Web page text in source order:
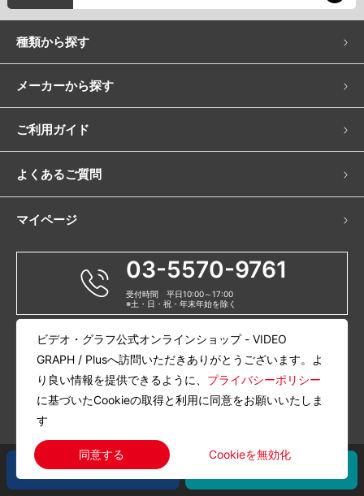
今すぐ会員登録
種類から探す
メーカーから探す
ご利用ガイド
よくあるご質問
マイページ
03-5570-9761
受付時間 平日10:00～17:00
※土・日・祝・年末年始を除く
当サイトについて
会社概要
特定商取引に関する法律に基づく表記
プライバシーポリシー 利用規約
Copyright © 2005-2023 VIDEO GRAPH / Plus All rights reserved.
ビデオ・グラフ公式オンラインショップ - VIDEO
GRAPH / Plusへ訪問いただきありがとうございます。よ
り良い情報を提供できるように、 プライバシーポリシー
に基づいたCookieの取得と利用に同意をお願いいたしま
す
同意する Cookieを無効化